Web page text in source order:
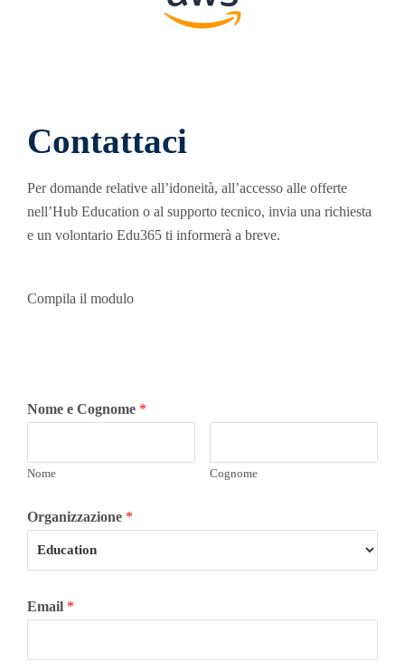
Contattaci
Per domande relative all’idoneità, all’accesso alle offerte
nell’Hub Education o al supporto tecnico, invia una richiesta
e un volontario Edu365 ti informerà a breve.
Compila il modulo
Nome e Cognome *
Nome Cognome
Organizzazione *
Email *